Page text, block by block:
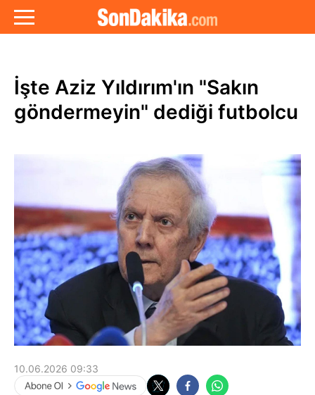
İşte Aziz Yıldırım'ın "Sakın
göndermeyin" dediği futbolcu
10.06.2026 09:33